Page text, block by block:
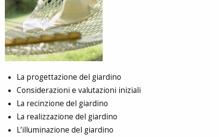
La progettazione del giardino
Considerazioni e valutazioni iniziali
La recinzione del giardino
La realizzazione del giardino
L’illuminazione del giardino